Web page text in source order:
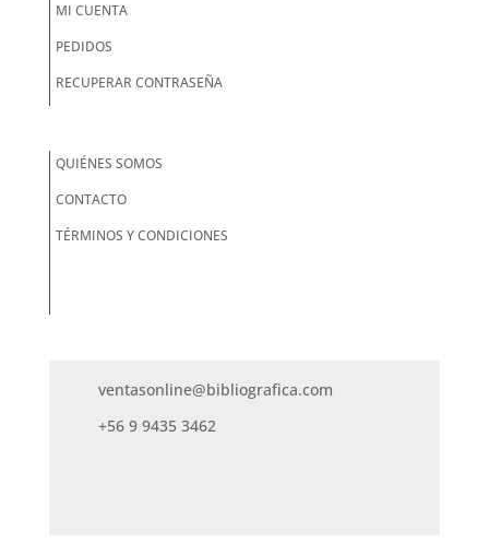
MI CUENTA
PEDIDOS
RECUPERAR CONTRASEÑA
QUIÉNES SOMOS
CONTACTO
TÉRMINOS Y CONDICIONES
ventasonline@bibliografica.com
+56 9 9435 3462